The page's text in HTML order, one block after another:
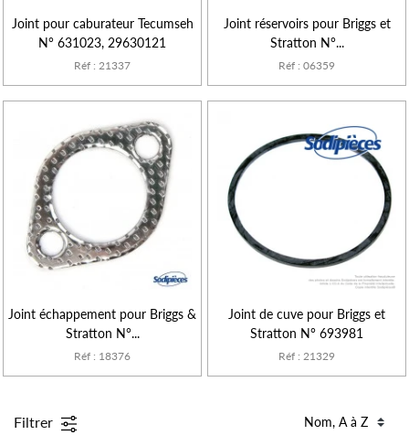
Joint pour caburateur Tecumseh
N° 631023, 29630121
Réf : 21337
Joint réservoirs pour Briggs et
Stratton N°...
Réf : 06359
Joint échappement pour Briggs &
Stratton N°...
Réf : 18376
Joint de cuve pour Briggs et
Stratton N° 693981
Réf : 21329
Filtrer